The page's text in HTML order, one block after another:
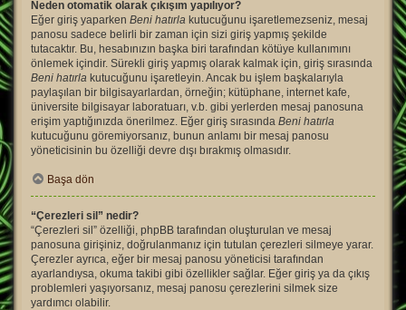
Neden otomatik olarak çıkışım yapılıyor?
Eğer giriş yaparken Beni hatırla kutucuğunu işaretlemezseniz, mesaj
panosu sadece belirli bir zaman için sizi giriş yapmış şekilde
tutacaktır. Bu, hesabınızın başka biri tarafından kötüye kullanımını
önlemek içindir. Sürekli giriş yapmış olarak kalmak için, giriş sırasında
Beni hatırla kutucuğunu işaretleyin. Ancak bu işlem başkalarıyla
paylaşılan bir bilgisayarlardan, örneğin; kütüphane, internet kafe,
üniversite bilgisayar laboratuarı, v.b. gibi yerlerden mesaj panosuna
erişim yaptığınızda önerilmez. Eğer giriş sırasında Beni hatırla
kutucuğunu göremiyorsanız, bunun anlamı bir mesaj panosu
yöneticisinin bu özelliği devre dışı bırakmış olmasıdır.
Başa dön
“Çerezleri sil” nedir?
“Çerezleri sil” özelliği, phpBB tarafından oluşturulan ve mesaj
panosuna girişiniz, doğrulanmanız için tutulan çerezleri silmeye yarar.
Çerezler ayrıca, eğer bir mesaj panosu yöneticisi tarafından
ayarlandıysa, okuma takibi gibi özellikler sağlar. Eğer giriş ya da çıkış
problemleri yaşıyorsanız, mesaj panosu çerezlerini silmek size
yardımcı olabilir.